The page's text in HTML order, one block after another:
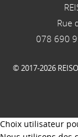
Rue
078 690
© 2017-2026
Choix utilisateur